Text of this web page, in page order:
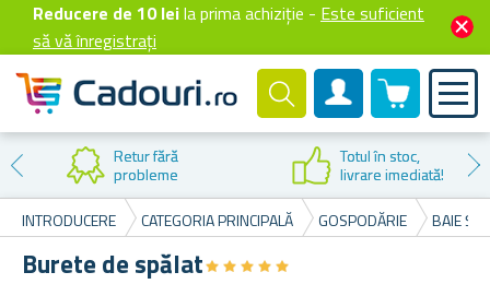
Reducere de 10 leila prima achiziție - Este suficient
să vă înregistrați
Cont client
0 produselor
Retur fără
probleme
Totul în stoc,
livrare imediată!
INTRODUCERE
CATEGORIA PRINCIPALĂ GOSPODĂRIE BAIE ȘI
Burete de spălat★★★★★
★★★★★